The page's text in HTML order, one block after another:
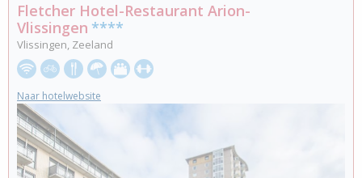
Fletcher Hotel-Restaurant Arion-
Vlissingen ****
Vlissingen, Zeeland
Naar hotelwebsite